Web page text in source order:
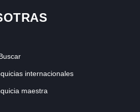
internacionales
maestra